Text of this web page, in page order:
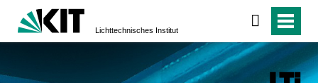
Lichttechnisches Institut